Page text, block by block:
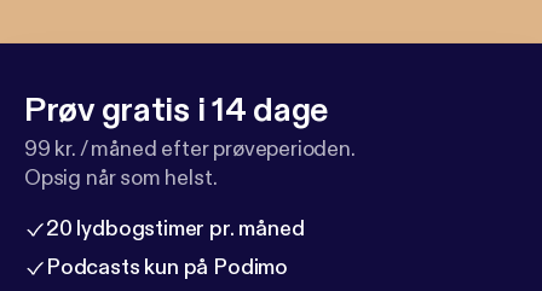
Prøv gratis i 14 dage
99 kr. / måned efter prøveperioden.
Opsig når som helst.
20 lydbogstimer pr. måned
Podcasts kun på Podimo